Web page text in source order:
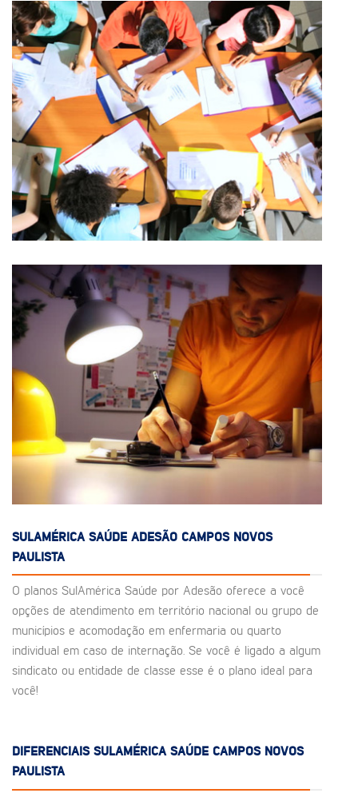
SULAMÉRICA SAÚDE ADESÃO CAMPOS NOVOS
PAULISTA
O planos SulAmérica Saúde por Adesão oferece a você
opções de atendimento em território nacional ou grupo de
municípios e acomodação em enfermaria ou quarto
individual em caso de internação. Se você é ligado a algum
sindicato ou entidade de classe esse é o plano ideal para
você!
DIFERENCIAIS SULAMÉRICA SAÚDE CAMPOS NOVOS
PAULISTA